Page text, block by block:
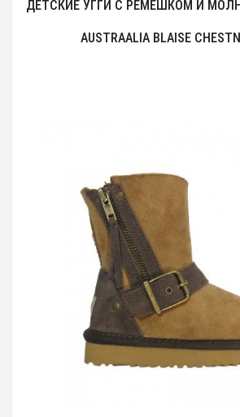
ДЕТСКИЕ УГГИ С РЕМЕШКОМ И
AUSTRAALIA BLAISE